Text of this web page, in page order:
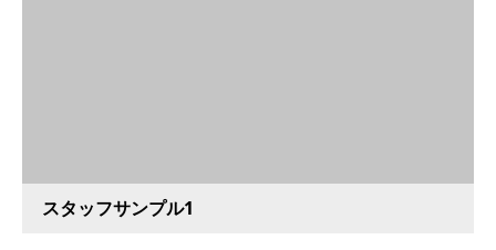
スタッフサンプル1